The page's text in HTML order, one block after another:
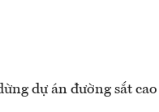
dự án đường sắt